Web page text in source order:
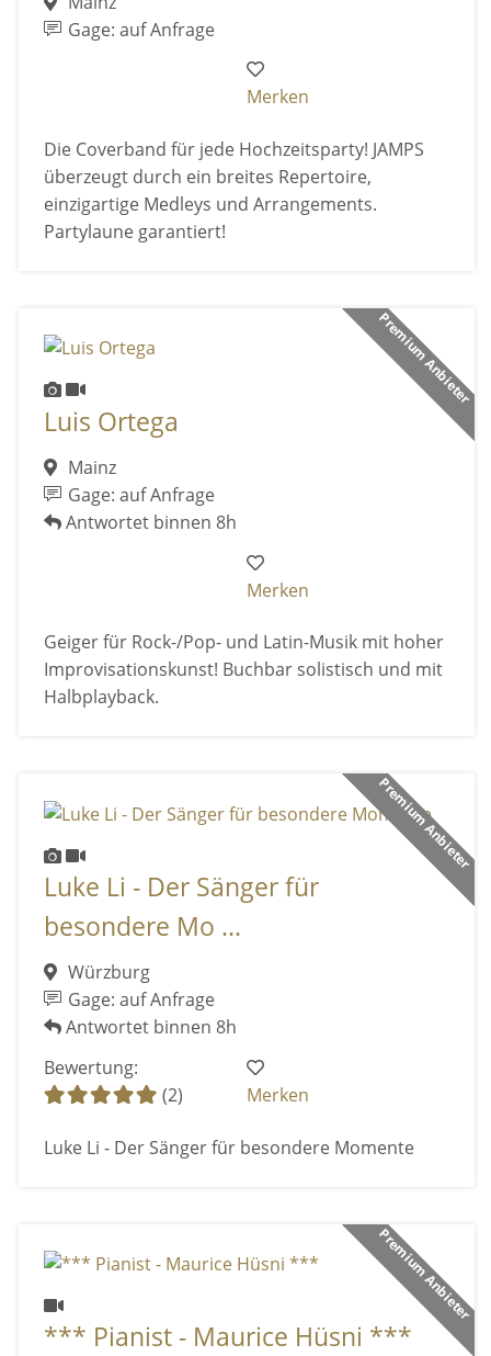
Gage: auf Anfrage
Merken
Die Coverband für jede Hochzeitsparty! JAMPS
überzeugt durch ein breites Repertoire,
einzigartige Medleys und Arrangements.
Partylaune garantiert!
Premium Anbieter
Luis Ortega
Mainz
Gage: auf Anfrage
Antwortet binnen 8h
Merken
Geiger für Rock-/Pop- und Latin-Musik mit hoher
Improvisationskunst! Buchbar solistisch und mit
Halbplayback.
Premium Anbieter
Luke Li - Der Sänger für
besondere Mo ...
Würzburg
Gage: auf Anfrage
Antwortet binnen 8h
Bewertung:
(2)
Merken
Luke Li - Der Sänger für besondere Momente
Premium Anbieter
*** Pianist - Maurice Hüsni ***